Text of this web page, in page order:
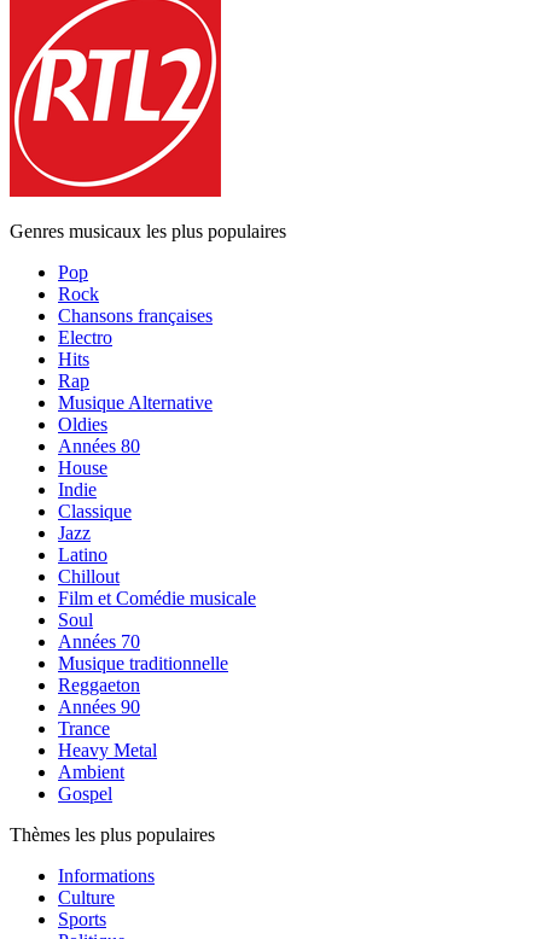
Genres musicaux les plus populaires
Pop
Rock
Chansons françaises
Electro
Hits
Rap
Musique Alternative
Oldies
Années 80
House
Indie
Classique
Jazz
Latino
Chillout
Film et Comédie musicale
Soul
Années 70
Musique traditionnelle
Reggaeton
Années 90
Trance
Heavy Metal
Ambient
Gospel
Thèmes les plus populaires
Informations
Culture
Sports